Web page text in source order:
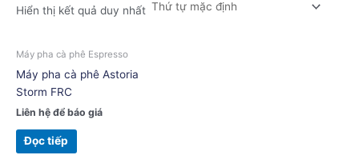
Hiển thị kết quả duy nhất
Máy pha cà phê Espresso
Máy pha cà phê Astoria
Storm FRC
Liên hệ để báo giá
Đọc tiếp